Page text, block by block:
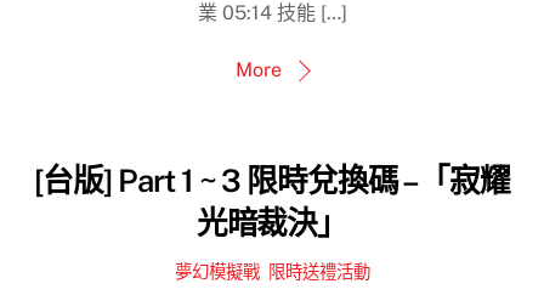
業 05:14 技能 […]
More
[台版] Part 1 ~ 3 限時兌換碼 –「寂耀
光暗裁決」
夢幻模擬戰, 限時送禮活動